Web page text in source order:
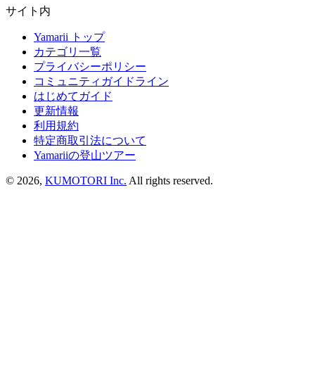
サイト内
Yamarii トップ
カテゴリ一覧
プライバシーポリシー
コミュニティガイドライン
はじめてガイド
更新情報
利用規約
特定商取引法について
Yamariiの登山ツアー
© 2026, KUMOTORI Inc. All rights reserved.